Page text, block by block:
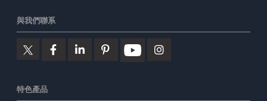
與我們聯系
特色產品